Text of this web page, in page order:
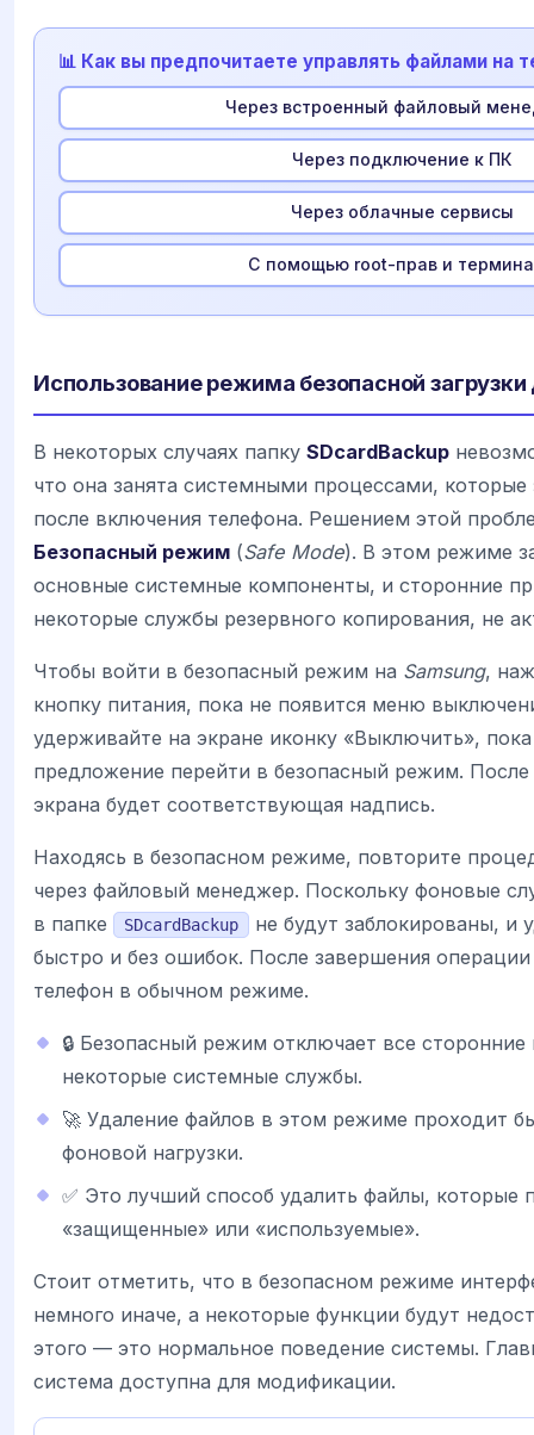
📊 Как вы предпочитаете управлять файлами на
Через встроенный файловый
Через подключение к ПК
Через облачные сервисы
С помощью root-прав и
Использование режима безопасной
В некоторых случаях папку SDcardBackup
что она занята системными процессами, которые
после включения телефона. Решением этой
Безопасный режим (Safe Mode). В этом режиме
основные системные компоненты, и сторонние
некоторые службы резервного копирования, не
Чтобы войти в безопасный режим на Samsung,
кнопку питания, пока не появится меню
удерживайте на экране иконку «Выключить»,
предложение перейти в безопасный режим. После
экрана будет соответствующая надпись.
Находясь в безопасном режиме, повторите
через файловый менеджер. Поскольку фоновые
в папке
SDcardBackup
не будут заблокированы, и
быстро и без ошибок. После завершения операции
телефон в обычном режиме.
🔒 Безопасный режим отключает все
некоторые системные службы.
🚀 Удаление файлов в этом режиме проходит
фоновой нагрузки.
✅ Это лучший способ удалить файлы, которые
«защищенные» или «используемые».
Стоит отметить, что в безопасном режиме
немного иначе, а некоторые функции будут
этого — это нормальное поведение системы.
система доступна для модификации.